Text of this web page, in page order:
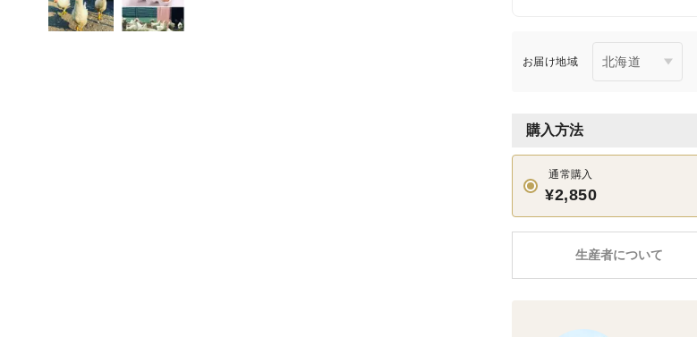
お届け地域
購入方法
通常購入
¥2,850
生産者について